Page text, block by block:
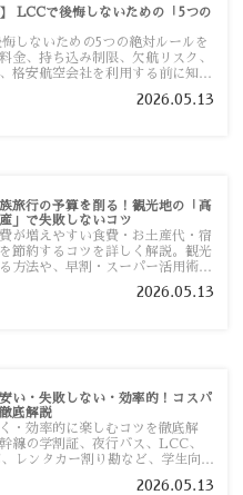
】 LCCで後悔しないための「5つの
悔しないための5つの絶対ルールを
金、持ち込み制限、欠航リスク、
格安航空会社を利用する前に知っ
2026.05.13
族旅行の予算を削る！観光地の「高
」で失敗しないコツ
が増えやすい食費・お土産代・宿
節約するコツを詳しく解説。観光
方法や、早割・スーパー活用術、
2026.05.13
安い・失敗しない・効率的！コスパ
底解説
・効率的に楽しむコツを徹底解
線の学割証、夜行バス、LCC、
レンタカー割り勘など、学生向け
2026.05.13